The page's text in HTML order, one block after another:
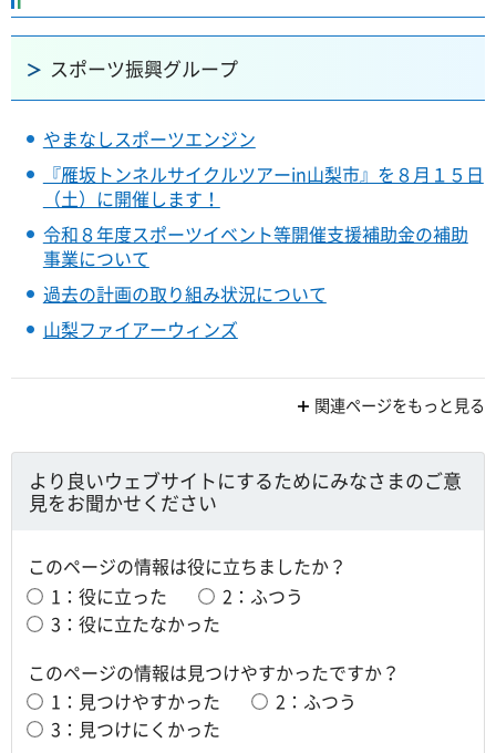
スポーツ振興グループ
やまなしスポーツエンジン
『雁坂トンネルサイクルツアーin山梨市』を８月１５日
（土）に開催します！
令和８年度スポーツイベント等開催支援補助金の補助
事業について
過去の計画の取り組み状況について
山梨ファイアーウィンズ
関連ページをもっと見る
より良いウェブサイトにするためにみなさまのご意
見をお聞かせください
このページの情報は役に立ちましたか？
1：役に立った
2：ふつう
3：役に立たなかった
このページの情報は見つけやすかったですか？
1：見つけやすかった
2：ふつう
3：見つけにくかった